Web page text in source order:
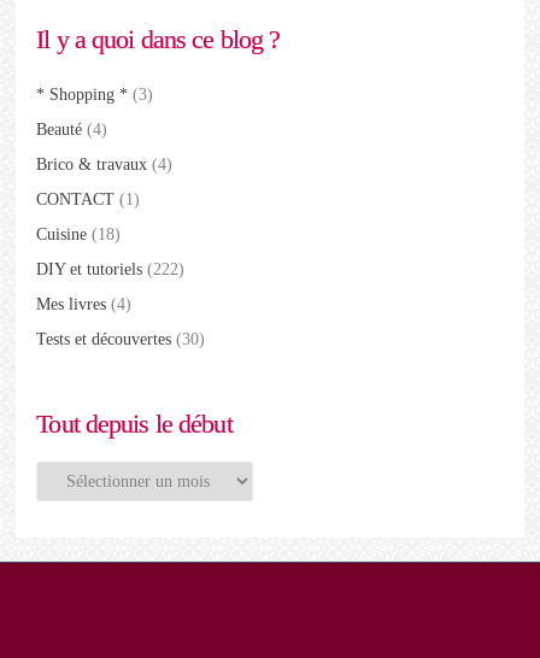
Il y a quoi dans ce blog ?
* Shopping * (3)
Beauté (4)
Brico & travaux (4)
CONTACT (1)
Cuisine (18)
DIY et tutoriels (222)
Mes livres (4)
Tests et découvertes (30)
Tout depuis le début